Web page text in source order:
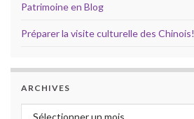
Patrimoine en Blog
Préparer la visite culturelle des Chinois!
ARCHIVES
Archives